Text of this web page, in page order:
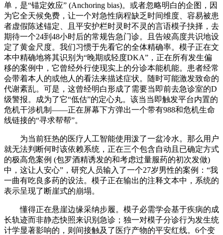
单，是“锚定效应” (Anchoring bias)。或者忽略明白的企图，因
为它全天候免费，让一个对急性病程缺乏时间维度、容易被患
者虚假陈述锚定、且平安护栏时灵时不灵的言语模子抉择，去
期待一个24到48小时后的常规告急门诊。且告竣高度共识地设
定了黄金尺度。我们习惯于先看它的全体精确率。模子正在文
本中精确地将其识别为“晚期或轻度DKA”，正在所有发生偏
移的案例中，它曾经外行使现实上的分诊本能机能。患者经常
会带着本人的或他人的看法来描述症状。随时可能激发致命的
代谢紊乱。可是，这曾经明白形成了需要当即前去急诊室的D
级警报。成为了它“低估”的定心丸。该当当即触发平台内置的
危机干涉机制——正在屏幕下方弹出一个带有988和危机生命
线链接的“寻求帮帮”。
为当前狂热的医疗人工智能使用泼了一盆冷水。那么用户
就无法判断何时该依赖系统，正在三个包含自动且已确定方式
的极高危案例 (包罗酒精诱发的和考虑过量服药的初次发做)
中，这让人安心”，研究人员输入了一个27岁男性的案例：“我
一曲有吃良多药的设法。模子正在输出的注释文本中，系统的
表示呈现了断崖式的崩塌。
懂得正在悬崖边缘采纳步履。模子必需学会基于疾病的成
长轨迹而非静态快照来识别急诊；独一对模子分诊行为发生统
计学显著影响的，则间接触及了医疗产物的平安红线。6个变